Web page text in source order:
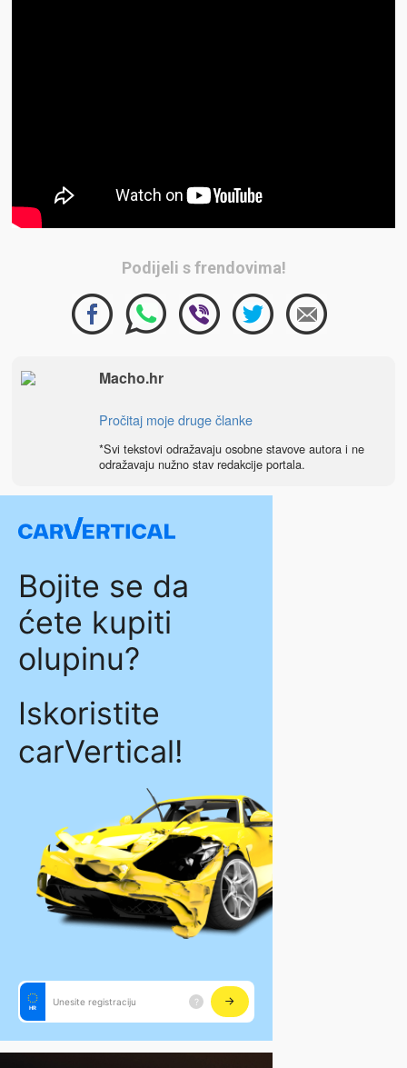
Podijeli s frendovima!
Macho.hr
Pročitaj moje druge članke
*Svi tekstovi odražavaju osobne stavove autora i ne
odražavaju nužno stav redakcije portala.